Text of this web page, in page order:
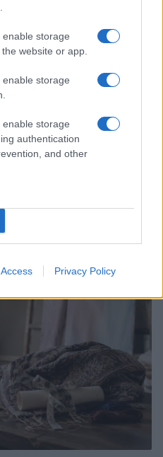
storage
website or app.
storage
storage
authentication
and other
Privacy Policy
il borgo abruzzese tra